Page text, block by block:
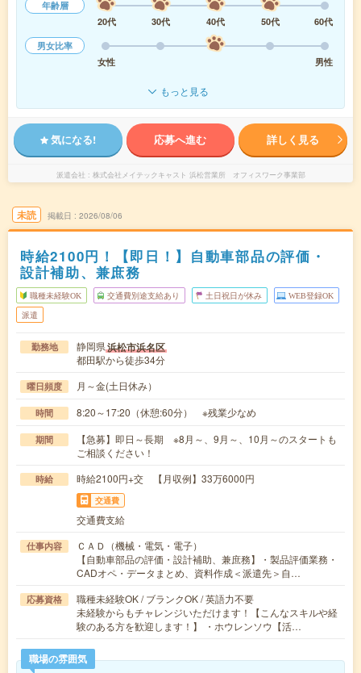
年齢層
20代
30代 40代 50代
60代
男女比率
女性
男性
もっと見る
気になる! 応募へ進む 詳しく見る
派遣会社 株式会社メイテックキャスト 浜松営業所 オフィスワーク事業部
未読 掲載日 2026/08/06
時給2100円！【即日！】自動車部品の評価・
設計補助、兼庶務
職種未経験OK 交通費別途支給あり 土日祝日が休み WEB登録OK
派遣
勤務地 静岡県浜松市浜名区
都田駅から徒歩34分
曜日頻度 月～金(土日休み）
時間 8:20～17:20（休憩:60分） ※残業少なめ
期間
【急募】即日～長期 ※8月～、9月～、10月～のスタートも
ご相談ください！
時給 時給2100円+交 【月収例】33万6000円
交通費
交通費支給
仕事内容
ＣＡＤ（機械・電気・電子）
【自動車部品の評価・設計補助、兼庶務】・製品評価業務・
CADオペ・データまとめ、資料作成＜派遣先＞自…
応募資格
職種未経験OK / ブランクOK / 英語力不要
未経験からもチャレンジいただけます！【こんなスキルや経
験のある方を歓迎します！】 ・ホウレンソウ【活…
職場の雰囲気